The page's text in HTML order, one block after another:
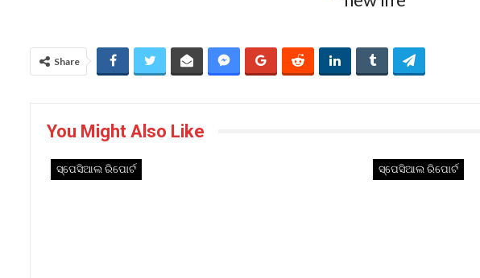
Share
You Might Also Like
ସ୍ପେସିଆଲ ରିପୋର୍ଟ ସ୍ପେସିଆଲ ରିପୋର୍ଟ